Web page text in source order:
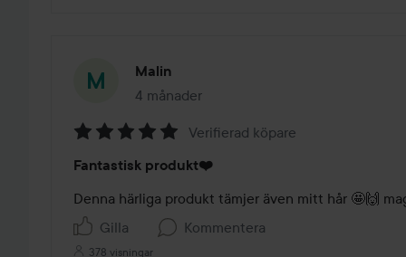
Malin
4 månader
Inlägget skapades 4 månader
5
av
5
Verifierad köpare
Fantastisk produkt❤️
Denna härliga produkt tämjer även mitt hår 🤩🙌
Gilla
Kommentera
378 visningar